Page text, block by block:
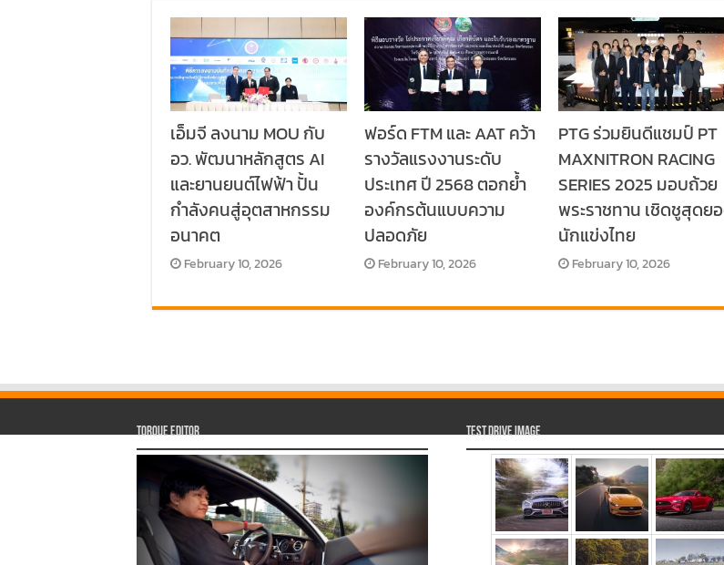
เอ็มจี ลงนาม MOU กับ
อว. พัฒนาหลักสูตร AI
และยานยนต์ไฟฟ้า ปั้น
กำลังคนสู่อุตสาหกรรม
อนาคต
February 10, 2026
ฟอร์ด FTM และ AAT คว้า
รางวัลแรงงานระดับ
ประเทศ ปี 2568 ตอกย้ำ
องค์กรต้นแบบความ
ปลอดภัย
February 10, 2026
PTG ร่วมยินดีแชมป์ PT
MAXNITRON RACING
SERIES 2025 มอบถ้วย
พระราชทาน เชิดชูสุดย
นักแข่งไทย
February 10, 2026
Torque Editor Test Drive Image